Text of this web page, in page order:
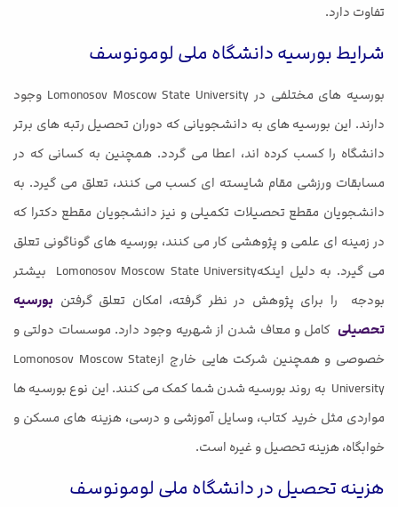
تفاوت دارد.
شرایط بورسیه دانشگاه ملی لومونوسف
بورسیه های مختلفی در Lomonosov Moscow State University وجود
دارند. این بورسیه های به دانشجویانی که دوران تحصیل رتبه های برتر
دانشگاه را کسب کرده اند، اعطا می گردد. همچنین به کسانی که در
مسابقات ورزشی مقام شایسته ای کسب می کنند، تعلق می گیرد. به
دانشجویان مقطع تحصیلات تکمیلی و نیز دانشجویان مقطع دکترا که
در زمینه ای علمی و پژوهشی کار می کنند، بورسیه های گوناگونی تعلق
می گیرد. به دلیل اینکهLomonosov Moscow State University بیشتر
بودجه را برای پژوهش در نظر گرفته، امکان تعلق گرفتن بورسیه
تحصیلی کامل و معاف شدن از شهریه وجود دارد. موسسات دولتی و
خصوصی و همچنین شرکت هایی خارج ازLomonosov Moscow State
University به روند بورسیه شدن شما کمک می کنند. این نوع بورسیه ها
مواردی مثل خرید کتاب، وسایل آموزشی و درسی، هزینه های مسکن و
خوابگاه، هزینه تحصیل و غیره است.
هزینه تحصیل در دانشگاه ملی لومونوسف